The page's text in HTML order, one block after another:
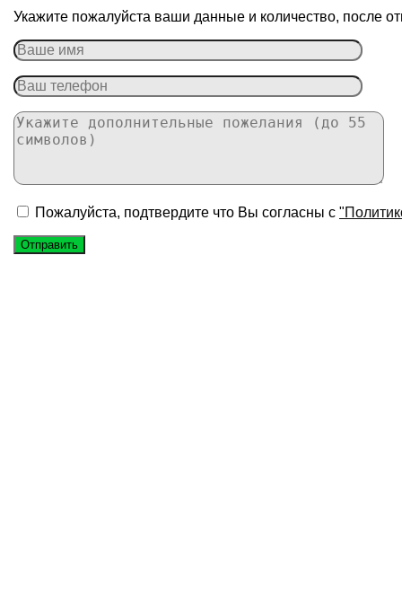
Укажите пожалуйста ваши данные и количество, после
Пожалуйста, подтвердите что Вы согласны с